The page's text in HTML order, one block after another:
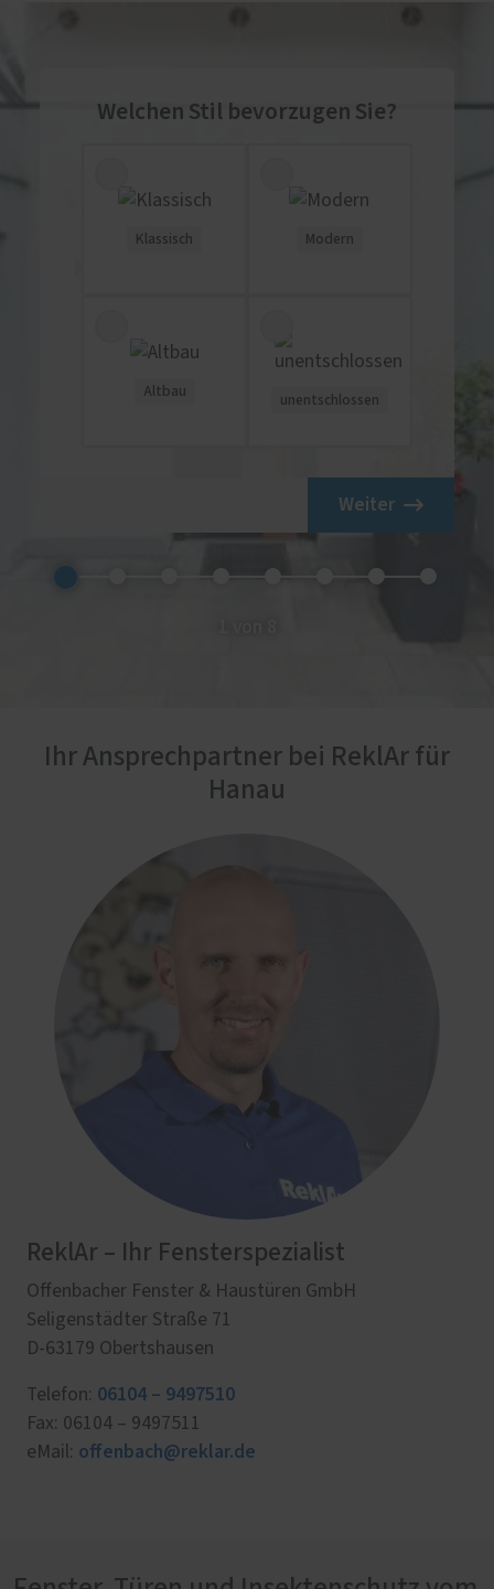
Welchen Stil bevorzugen Sie?
Klassisch Modern
Altbau
unentschlossen
Weiter
Ihr Ansprechpartner bei ReklAr für
Hanau
ReklAr – Ihr Fensterspezialist
Offenbacher Fenster & Haustüren GmbH
Seligenstädter Straße 71
D-63179 Obertshausen
Telefon: 06104 – 9497510
Fax: 06104 – 9497511
eMail: offenbach@reklar.de